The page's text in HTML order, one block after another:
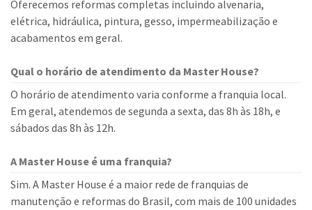
Oferecemos reformas completas incluindo alvenaria,
elétrica, hidráulica, pintura, gesso, impermeabilização e
acabamentos em geral.
Qual o horário de atendimento da Master House?
O horário de atendimento varia conforme a franquia local.
Em geral, atendemos de segunda a sexta, das 8h às 18h, e
sábados das 8h às 12h.
A Master House é uma franquia?
Sim. A Master House é a maior rede de franquias de
manutenção e reformas do Brasil, com mais de 100 unidades